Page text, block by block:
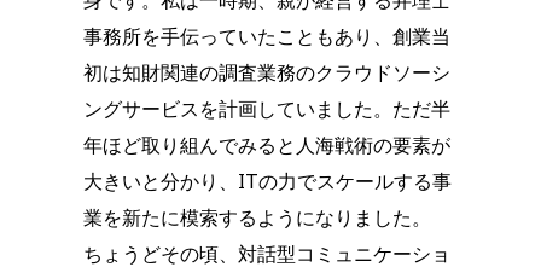
事務所を手伝っていたこともあり、創業当
初は知財関連の調査業務のクラウドソーシ
ングサービスを計画していました。ただ半
年ほど取り組んでみると人海戦術の要素が
大きいと分かり、ITの力でスケールする事
業を新たに模索するようになりました。
ちょうどその頃、対話型コミュニケーショ